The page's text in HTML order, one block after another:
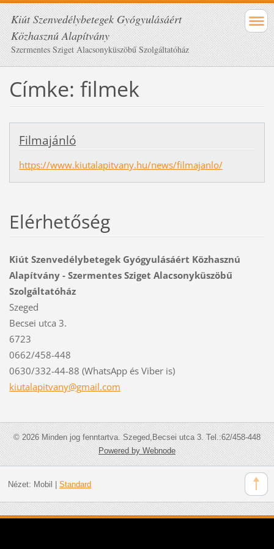
Kiút Szenvedélybetegek Gyógyulásáért
Közhasznú Alapítvány
Szermentes Sziget Alacsonyküszöbű Szolgáltatóház
Címke: filmek
Filmajánló
https://www.kiutalapitvany.hu/news/filmajanlo/
Elérhetőség
Kiút Szenvedélybetegek Gyógyulásáért Közhasznú
Alapítvány - Szermentes Sziget Alacsonyküszöbű
Szolgáltatóház
Szeged
Becsei utca 3.
6723
0662/458-448
0630/332-44-88 (WhatsApp és Viber is)
kiutalapitvany@gmail.com
© 2026 Minden jog fenntartva. Szeged,Becsei utca 3. Tel.:62/458-448
Powered by Webnode
Nézet: Mobil Standard